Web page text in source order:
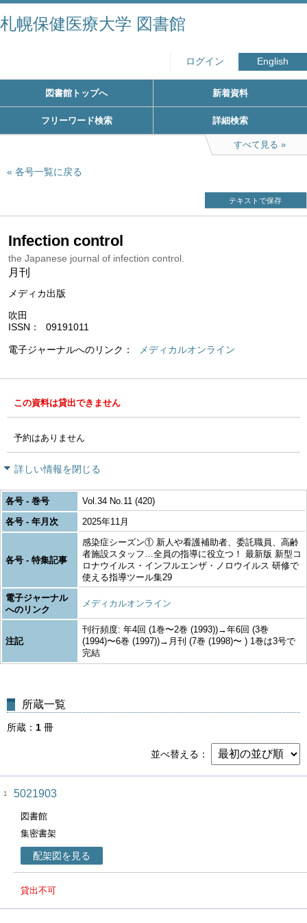
札幌保健医療大学 図書館
ログイン English
図書館トップへ 新着資料
フリーワード検索 詳細検索
すべて見る
各号一覧に戻る
テキストで保存
Infection control
the Japanese journal of infection control.
月刊
メディカ出版
吹田
ISSN
09191011
電子ジャーナルへのリンク メディカルオンライン
この資料は貸出できません
予約はありません
詳しい情報を閉じる
各号 - 巻号
Vol.34 No.11 (420)
各号 - 年月次
2025年11月
各号 - 特集記事
感染症シーズン① 新人や看護補助者、委託職員、高齢
者施設スタッフ…全員の指導に役立つ！ 最新版 新型コ
ロナウイルス・インフルエンザ・ノロウイルス 研修で
使える指導ツール集29
電子ジャーナル
へのリンク
メディカルオンライン
注記
刊行頻度: 年4回 (1巻〜2巻 (1993))→年6回 (3巻
(1994)〜6巻 (1997))→月刊 (7巻 (1998)〜 ) 1巻は3号で
完結
所蔵一覧
所蔵 1 冊
並べ替える
1 5021903
図書館
集密書架
配架図を見る
貸出不可